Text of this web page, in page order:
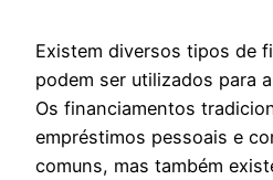
Existem diversos tipos de
podem ser utilizados para
Os financiamentos
empréstimos pessoais e
comuns, mas também